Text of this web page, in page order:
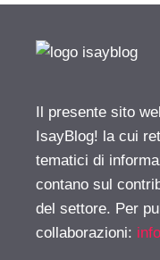
Il presente sito
IsayBlog! la cui
tematici di
contano sul
del settore. Per
collaborazioni: